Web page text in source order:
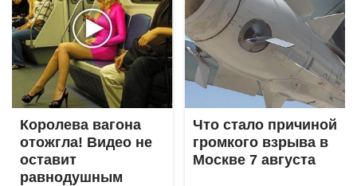
Королева вагона
отожгла! Видео не
оставит
равнодушным
Что стало причиной
громкого взрыва в
Москве 7 августа